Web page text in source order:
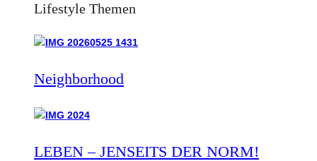
Lifestyle Themen
Neighborhood
LEBEN – JENSEITS DER NORM!